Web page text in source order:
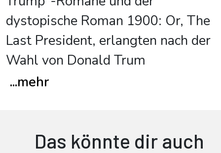
dystopische Roman 1900: Or, The
Last President, erlangten nach der
Wahl von Donald Trum
...mehr
Das könnte dir auch